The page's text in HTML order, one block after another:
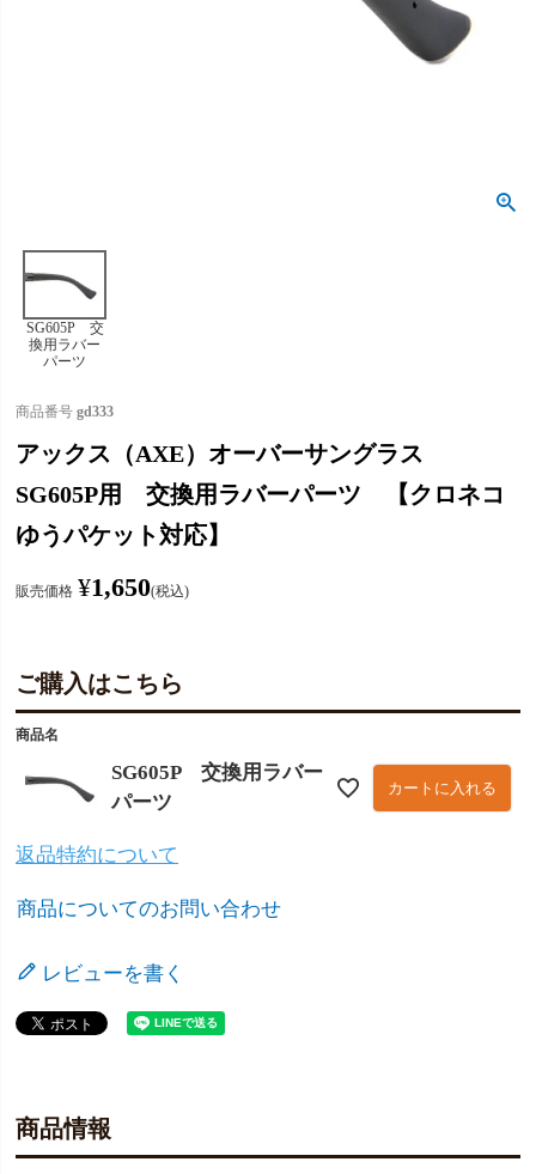
SG605P 交
換用ラバー
パーツ
商品番号 gd333
アックス（AXE）オーバーサングラス
SG605P用 交換用ラバーパーツ 【クロネコ
ゆうパケット対応】
販売価格 ¥1,650 税込
ご購入はこちら
商品名
SG605P 交換用ラバー
パーツ
カートに入れる
返品特約について
商品についてのお問い合わせ
レビューを書く
商品情報